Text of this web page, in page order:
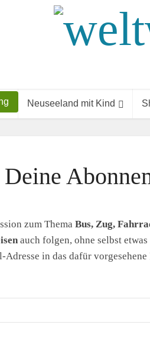
Neuseeland mit Kind
zum Thema Bus, Zug,
auch folgen, ohne selbst
in das dafür vorgesehene